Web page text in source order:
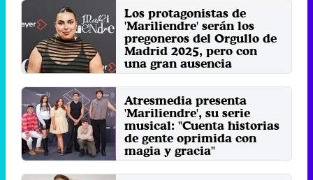
Los protagonistas de
'Mariliendre' serán los
pregoneros del Orgullo de
Madrid 2025, pero con
una gran ausencia
Miércoles 25 Junio 2025 13:00 (hace
17 minutos)
Atresmedia presenta
'Mariliendre', su serie
musical: "Cuenta historias
de gente oprimida con
magia y gracia"
Viernes 6 Septiembre 2024 16:08